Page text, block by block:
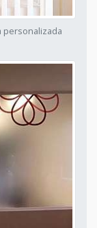
personalizada